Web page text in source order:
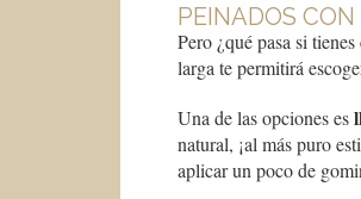
PEINADOS
Pero ¿qué pasa si
larga te permitirá
Una de las opciones es
natural, ¡al más puro
aplicar un poco de